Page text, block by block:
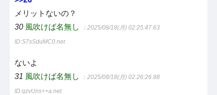
メリットないの？
30 風吹けば名無し ：2025/08/18(月) 02:25:47.63
ID:S7sSduMC0.net
ないよ
31 風吹けば名無し ：2025/08/18(月) 02:26:26.88
ID:qzvUns++a.net